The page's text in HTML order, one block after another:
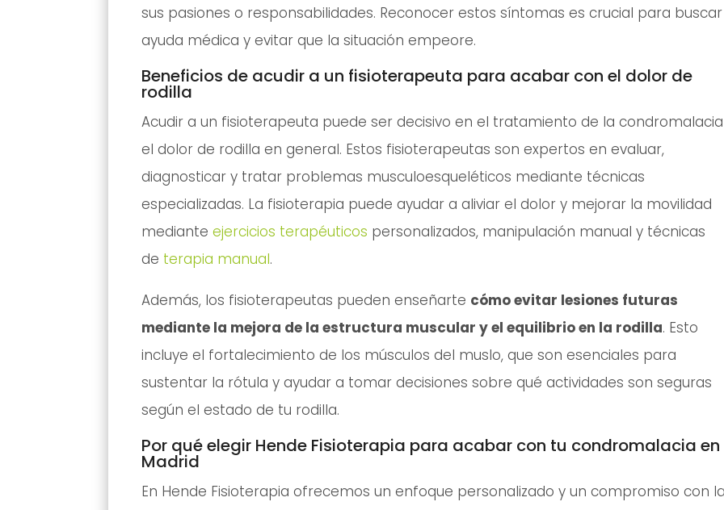
sus pasiones o responsabilidades. Reconocer estos síntomas es crucial para buscar
ayuda médica y evitar que la situación empeore.
Beneficios de acudir a un fisioterapeuta para acabar con el dolor de
rodilla
Acudir a un fisioterapeuta puede ser decisivo en el tratamiento de la
el dolor de rodilla en general. Estos fisioterapeutas son expertos en evaluar,
diagnosticar y tratar problemas musculoesqueléticos mediante técnicas
especializadas. La fisioterapia puede ayudar a aliviar el dolor y mejorar la movilidad
mediante ejercicios terapéuticos personalizados, manipulación manual y técnicas
de terapia manual.
Además, los fisioterapeutas pueden enseñarte cómo evitar lesiones futuras
mediante la mejora de la estructura muscular y el equilibrio en la rodilla. Esto
incluye el fortalecimiento de los músculos del muslo, que son esenciales para
sustentar la rótula y ayudar a tomar decisiones sobre qué actividades son seguras
según el estado de tu rodilla.
Por qué elegir Hende Fisioterapia para acabar con tu condromalacia en
Madrid
En Hende Fisioterapia ofrecemos un enfoque personalizado y un compromiso con